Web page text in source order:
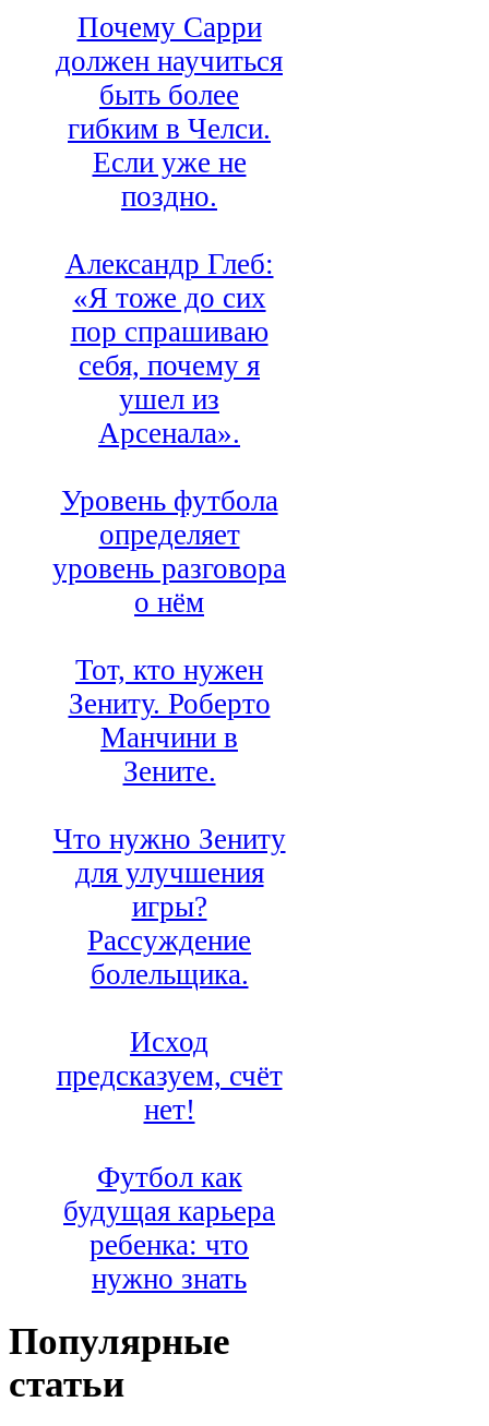
Почему Сарри
должен научиться
быть более
гибким в Челси.
Если уже не
поздно.
Александр Глеб:
«Я тоже до сих
пор спрашиваю
себя, почему я
ушел из
Арсенала».
Уровень футбола
определяет
уровень разговора
о нём
Тот, кто нужен
Зениту. Роберто
Манчини в
Зените.
Что нужно Зениту
для улучшения
игры?
Рассуждение
болельщика.
Исход
предсказуем, счёт
нет!
Футбол как
будущая карьера
ребенка: что
нужно знать
Популярные
статьи